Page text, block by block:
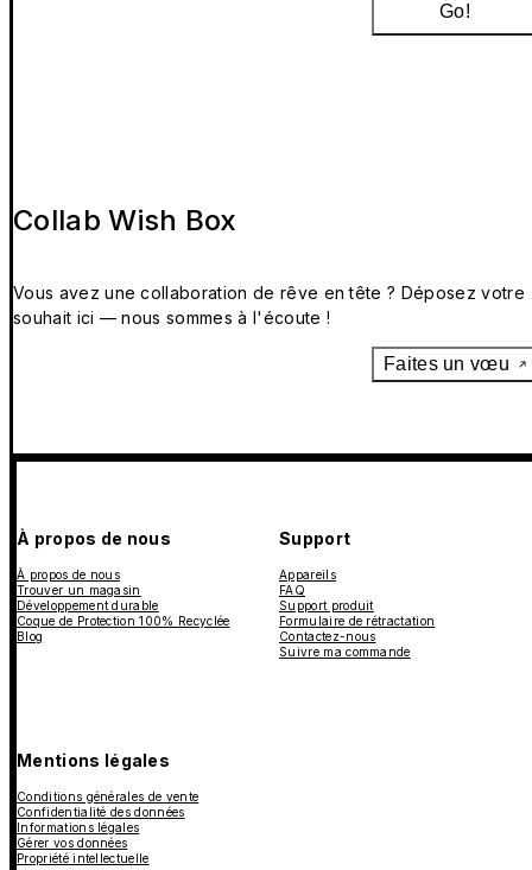
Go!
Collab Wish Box
Vous avez une collaboration de rêve en tête ? Déposez votre
souhait ici — nous sommes à l'écoute !
Faites un vœu
À propos de nous
À propos de nous
Trouver un magasin
Développement durable
Coque de Protection 100% Recyclée
Blog
Support
Appareils
FAQ
Support produit
Formulaire de rétractation
Contactez-nous
Suivre ma commande
Mentions légales
Conditions générales de vente
Confidentialité des données
Informations légales
Gérer vos données
Propriété intellectuelle